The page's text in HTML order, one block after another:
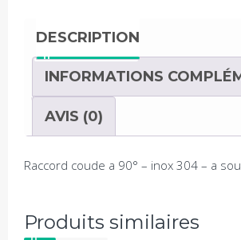
-
DESCRIPTION
INFORMATIONS
AVIS (0)
Raccord coude a 90° – inox 304 – a
Produits similaires